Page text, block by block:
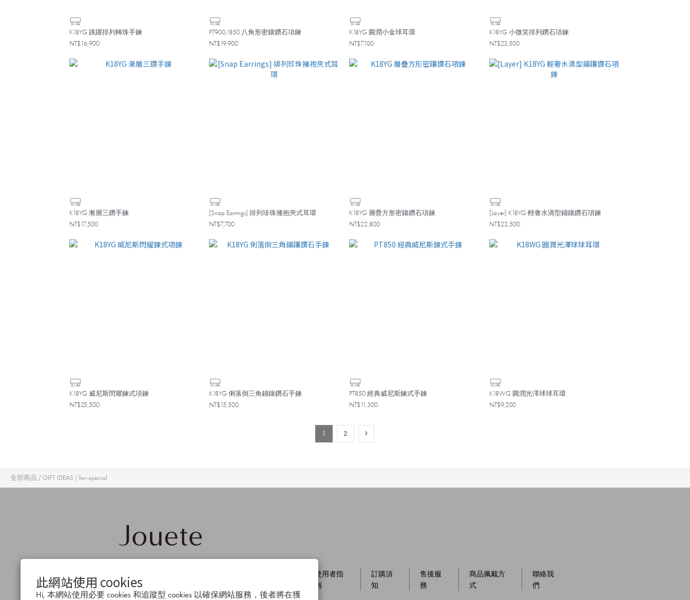
此網站使用 cookies
Hi, 本網站使用必要 cookies 和追蹤型 cookies 以確保網站服務，後者將在獲
K18YG 跳躍排列轉珠手鍊
NT$16,900
PT900/850 八角形密鑲鑽石項鍊
NT$19,900
K18YG 圓潤小金球耳環
NT$7,100
K18YG 小微笑排列鑽石項鍊
NT$23,500
K18YG 漸層三鑽手鍊
NT$17,500
[Snap Earrings] 排列珍珠擁抱夾式耳環
NT$7,700
K18YG 層疊方形密鑲鑽石項鍊
NT$22,800
[Layer] K18YG 輕奢水滴型鋪鑲鑽石項鍊
NT$22,500
K18YG 威尼斯閃耀鍊式項鍊
NT$25,500
K18YG 俐落倒三角鋪鑲鑽石手鍊
NT$15,500
PT850 經典威尼斯鍊式手鍊
NT$11,300
K18WG 圓潤光澤球球耳環
NT$9,200
1 2
全部商品 / GIFT IDEAS / for-special
念
使用者指
南
訂購須
知
售後服
務
商品佩戴方
式
聯絡我
們